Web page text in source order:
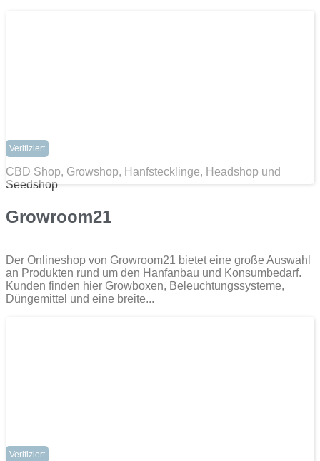
Verifiziert
CBD Shop, Growshop, Hanfstecklinge, Headshop und
Seedshop
Growroom21
Der Onlineshop von Growroom21 bietet eine große Auswahl
an Produkten rund um den Hanfanbau und Konsumbedarf.
Kunden finden hier Growboxen, Beleuchtungssysteme,
Düngemittel und eine breite...
Verifiziert